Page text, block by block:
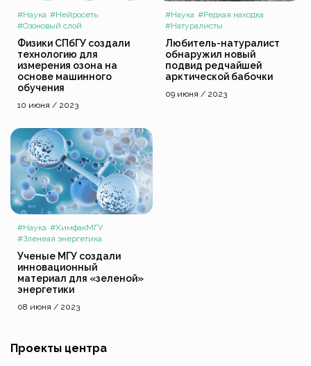
#Наука #Нейросеть
#Озоновый слой
Физики СПбГУ создали
технологию для
измерения озона на
основе машинного
обучения
10 июня / 2023
#Наука #Редкая находка
#Натуралисты
Любитель-натуралист
обнаружил новый
подвид редчайшей
арктической бабочки
09 июня / 2023
#Наука #ХимфакМГУ
#Зленеая энергетика
Ученые МГУ создали
инновационный
материал для «зеленой»
энергетики
08 июня / 2023
Проекты центра